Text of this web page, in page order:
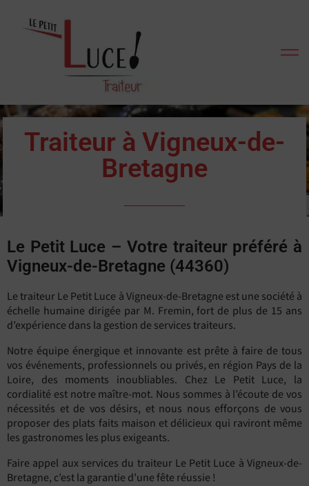
Traiteur à Vigneux-de-
Bretagne
Le Petit Luce – Votre traiteur préféré à
Vigneux-de-Bretagne (44360)
Le traiteur Le Petit Luce à Vigneux-de-Bretagne est une société à
échelle humaine dirigée par M. Fremin, fort de plus de 15 ans
d’expérience dans la gestion de services traiteurs.
Notre équipe énergique et innovante est prête à faire de tous
vos événements, professionnels ou privés, en région Pays de la
Loire, des moments inoubliables. Chez Le Petit Luce, la
cordialité est notre maître-mot. Nous sommes à l’écoute de vos
nécessités et de vos désirs, et nous nous efforçons de vous
proposer des plats faits maison et délicieux qui raviront même
les gastronomes les plus exigeants.
Faire appel aux services du traiteur Le Petit Luce à Vigneux-de-
Bretagne, c’est la garantie d’une fête réussie !